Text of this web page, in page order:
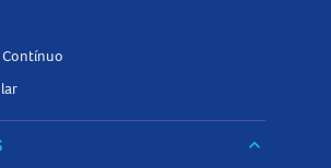
Contínuo
keyboard_arrow_down